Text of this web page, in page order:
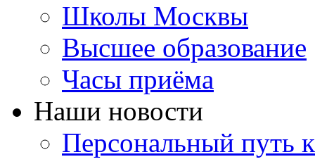
Школы Москвы
Высшее образование
Часы приёма
Наши новости
Персональный путь